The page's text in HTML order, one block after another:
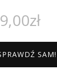
zł
SAM!